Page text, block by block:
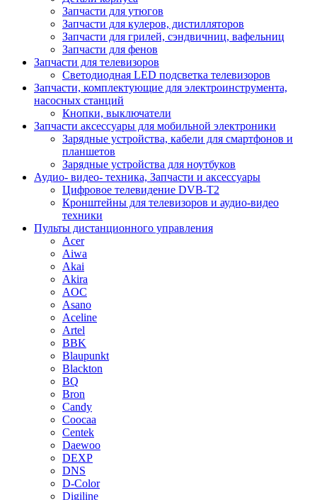
Запчасти для утюгов
Запчасти для кулеров, дистилляторов
Запчасти для грилей, сэндвичниц, вафельниц
Запчасти для фенов
Запчасти для телевизоров
Светодиодная LED подсветка телевизоров
Запчасти, комплектующие для электроинструмента,
насосных станций
Кнопки, выключатели
Запчасти аксессуары для мобильной электроники
Зарядные устройства, кабели для смартфонов и
планшетов
Зарядные устройства для ноутбуков
Аудио- видео- техника, Запчасти и аксессуары
Цифровое телевидение DVB-T2
Кронштейны для телевизоров и аудио-видео
техники
Пульты дистанционного управления
Acer
Aiwa
Akai
Akira
AOC
Asano
Aceline
Artel
BBK
Blaupunkt
Blackton
BQ
Bron
Candy
Coocaa
Centek
Daewoo
DEXP
DNS
D-Color
Digiline